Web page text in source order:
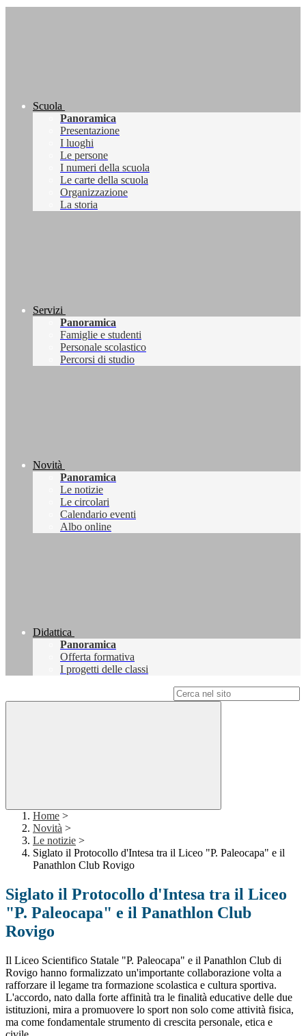
Scuola
Panoramica
Presentazione
I luoghi
Le persone
I numeri della scuola
Le carte della scuola
Organizzazione
La storia
Servizi
Panoramica
Famiglie e studenti
Personale scolastico
Percorsi di studio
Novità
Panoramica
Le notizie
Le circolari
Calendario eventi
Albo online
Didattica
Panoramica
Offerta formativa
I progetti delle classi
Home >
Novità >
Le notizie >
Siglato il Protocollo d'Intesa tra il Liceo "P. Paleocapa" e il
Panathlon Club Rovigo
Siglato il Protocollo d'Intesa tra il Liceo
"P. Paleocapa" e il Panathlon Club
Rovigo
Il Liceo Scientifico Statale "P. Paleocapa" e il Panathlon Club di
Rovigo hanno formalizzato un'importante collaborazione volta a
rafforzare il legame tra formazione scolastica e cultura sportiva.
L'accordo, nato dalla forte affinità tra le finalità educative delle due
istituzioni, mira a promuovere lo sport non solo come attività fisica,
ma come fondamentale strumento di crescita personale, etica e